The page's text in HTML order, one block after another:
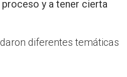
proceso y a tener cierta
diferentes temáticas